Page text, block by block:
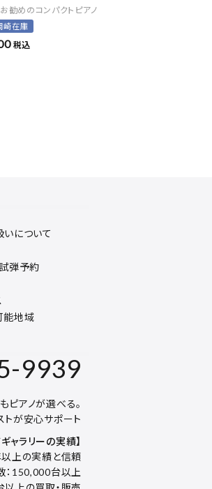
勧めのコンパクトピアノ
崎在庫
税込
について
弾予約
能地域
9939
ピアノが選べる。
トが安心サポート
ギャラリーの実績】
上の実績と信頼
：150,000台以上